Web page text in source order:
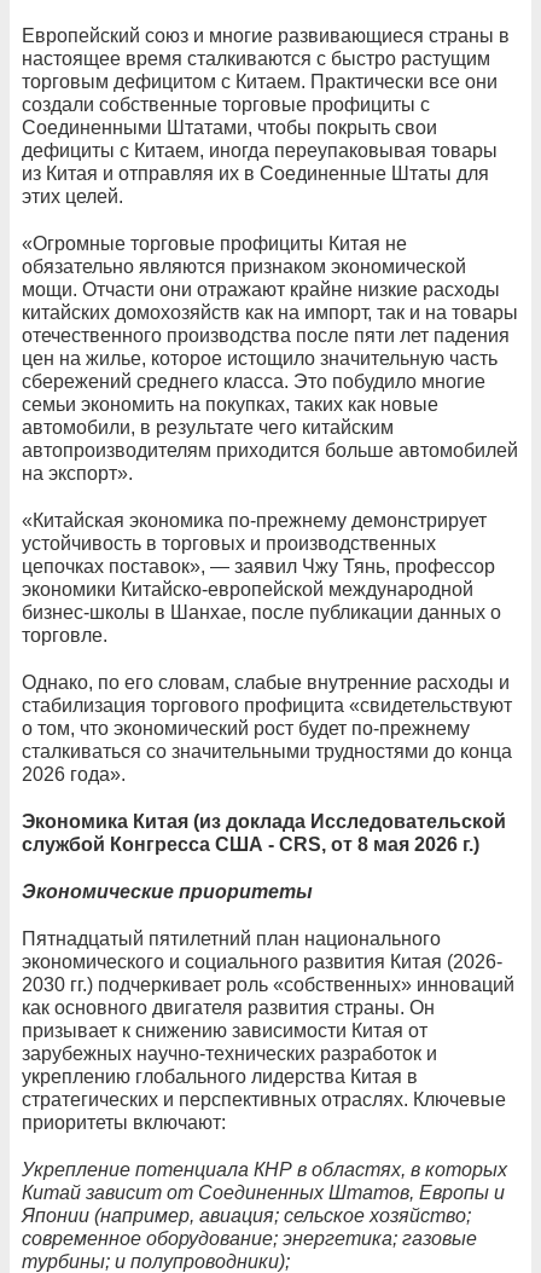
Европейский союз и многие развивающиеся страны в
настоящее время сталкиваются с быстро растущим
торговым дефицитом с Китаем. Практически все они
создали собственные торговые профициты с
Соединенными Штатами, чтобы покрыть свои
дефициты с Китаем, иногда переупаковывая товары
из Китая и отправляя их в Соединенные Штаты для
этих целей.
«Огромные торговые профициты Китая не
обязательно являются признаком экономической
мощи. Отчасти они отражают крайне низкие расходы
китайских домохозяйств как на импорт, так и на товары
отечественного производства после пяти лет падения
цен на жилье, которое истощило значительную часть
сбережений среднего класса. Это побудило многие
семьи экономить на покупках, таких как новые
автомобили, в результате чего китайским
автопроизводителям приходится больше автомобилей
на экспорт».
«Китайская экономика по-прежнему демонстрирует
устойчивость в торговых и производственных
цепочках поставок», — заявил Чжу Тянь, профессор
экономики Китайско-европейской международной
бизнес-школы в Шанхае, после публикации данных о
торговле.
Однако, по его словам, слабые внутренние расходы и
стабилизация торгового профицита «свидетельствуют
о том, что экономический рост будет по-прежнему
сталкиваться со значительными трудностями до конца
2026 года».
Экономика Китая (из доклада Исследовательской
службой Конгресса США - CRS, от 8 мая 2026 г.)
Экономические приоритеты
Пятнадцатый пятилетний план национального
экономического и социального развития Китая (2026-
2030 гг.) подчеркивает роль «собственных» инноваций
как основного двигателя развития страны. Он
призывает к снижению зависимости Китая от
зарубежных научно-технических разработок и
укреплению глобального лидерства Китая в
стратегических и перспективных отраслях. Ключевые
приоритеты включают:
Укрепление потенциала КНР в областях, в которых
Китай зависит от Соединенных Штатов, Европы и
Японии (например, авиация; сельское хозяйство;
современное оборудование; энергетика; газовые
турбины; и полупроводники);